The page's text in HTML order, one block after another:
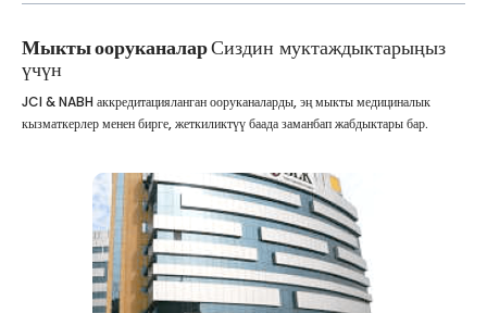
Мыкты ооруканаларСиздин муктаждыктарыңыз
үчүн
JCI & NABH аккредитацияланган ооруканаларды, эң мыкты медициналык
кызматкерлер менен бирге, жеткиликтүү баада заманбап жабдыктары бар.